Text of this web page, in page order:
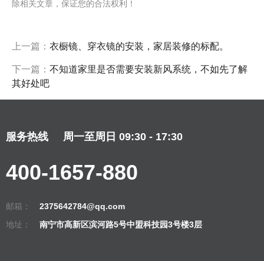
除相关文章，保证您的合法权利！
上一篇： 衣橱镜、穿衣镜的安装，家居装修的标配。
下一篇： 不知道家里是否需要安装新风系统，不如先了解
其好处吧
服务热线 周一至周日 09:30 - 17:30
400-1657-880
邮箱：
2375642784@qq.com
地址：
南宁市高新区滨河路5号中盟科技园3号楼3层